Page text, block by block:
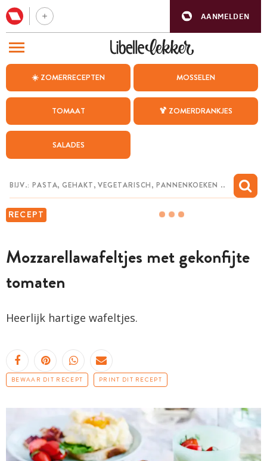
AANMELDEN
☀️ ZOMERRECEPTEN MOSSELEN
TOMAAT 🍹 ZOMERDRANKJES
SALADES
RECEPT
Mozzarellawafeltjes met gekonfijte
tomaten
Heerlijk hartige wafeltjes.
BEWAAR DIT RECEPT PRINT DIT RECEPT
BEZOEK ONZE ANDERE WEBSITES
WEEKMENU
CHAT MET MAIA
MIJN BEWAARDE RECEPTEN